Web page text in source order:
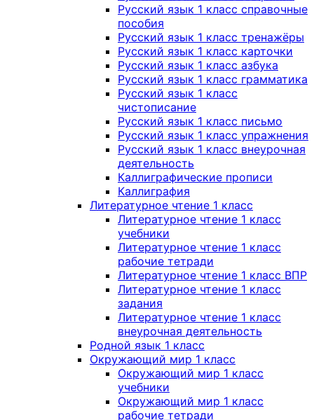
Русский язык 1 класс справочные
пособия
Русский язык 1 класс тренажёры
Русский язык 1 класс карточки
Русский язык 1 класс азбука
Русский язык 1 класс грамматика
Русский язык 1 класс
чистописание
Русский язык 1 класс письмо
Русский язык 1 класс упражнения
Русский язык 1 класс внеурочная
деятельность
Каллиграфические прописи
Каллиграфия
Литературное чтение 1 класс
Литературное чтение 1 класс
учебники
Литературное чтение 1 класс
рабочие тетради
Литературное чтение 1 класс ВПР
Литературное чтение 1 класс
задания
Литературное чтение 1 класс
внеурочная деятельность
Родной язык 1 класс
Окружающий мир 1 класс
Окружающий мир 1 класс
учебники
Окружающий мир 1 класс
рабочие тетради